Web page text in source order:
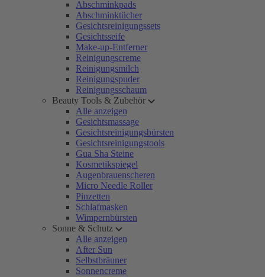
Abschminkpads
Abschminktücher
Gesichtsreinigungssets
Gesichtsseife
Make-up-Entferner
Reinigungscreme
Reinigungsmilch
Reinigungspuder
Reinigungsschaum
Beauty Tools & Zubehör
Alle anzeigen
Gesichtsmassage
Gesichtsreinigungsbürsten
Gesichtsreinigungstools
Gua Sha Steine
Kosmetikspiegel
Augenbrauenscheren
Micro Needle Roller
Pinzetten
Schlafmasken
Wimpernbürsten
Sonne & Schutz
Alle anzeigen
After Sun
Selbstbräuner
Sonnencreme